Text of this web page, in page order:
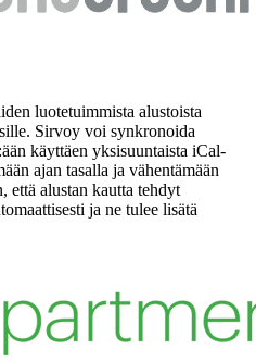
luotetuimmista alustoista
Sirvoy voi synkronoida
käyttäen yksisuuntaista iCal-
ajan tasalla ja vähentämään
että alustan kautta tehdyt
ja ne tulee lisätä